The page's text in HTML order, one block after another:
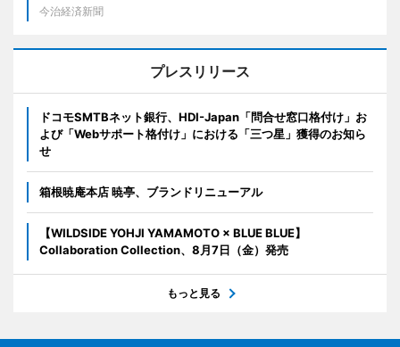
今治経済新聞
プレスリリース
ドコモSMTBネット銀行、HDI-Japan「問合せ窓口格付け」お
よび「Webサポート格付け」における「三つ星」獲得のお知ら
せ
箱根暁庵本店 暁亭、ブランドリニューアル
【WILDSIDE YOHJI YAMAMOTO × BLUE BLUE】
Collaboration Collection、8月7日（金）発売
もっと見る